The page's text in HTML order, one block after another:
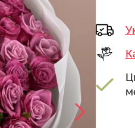
на магазин на карте или